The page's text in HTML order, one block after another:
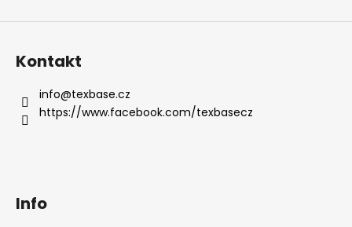
s
Kontakt
info@texbase.cz
https://www.facebook.com/texbasecz
Info